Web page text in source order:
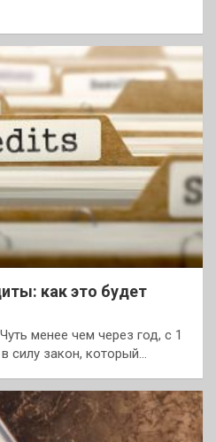
как это будет
менее чем через год, с 1
силу закон, который…